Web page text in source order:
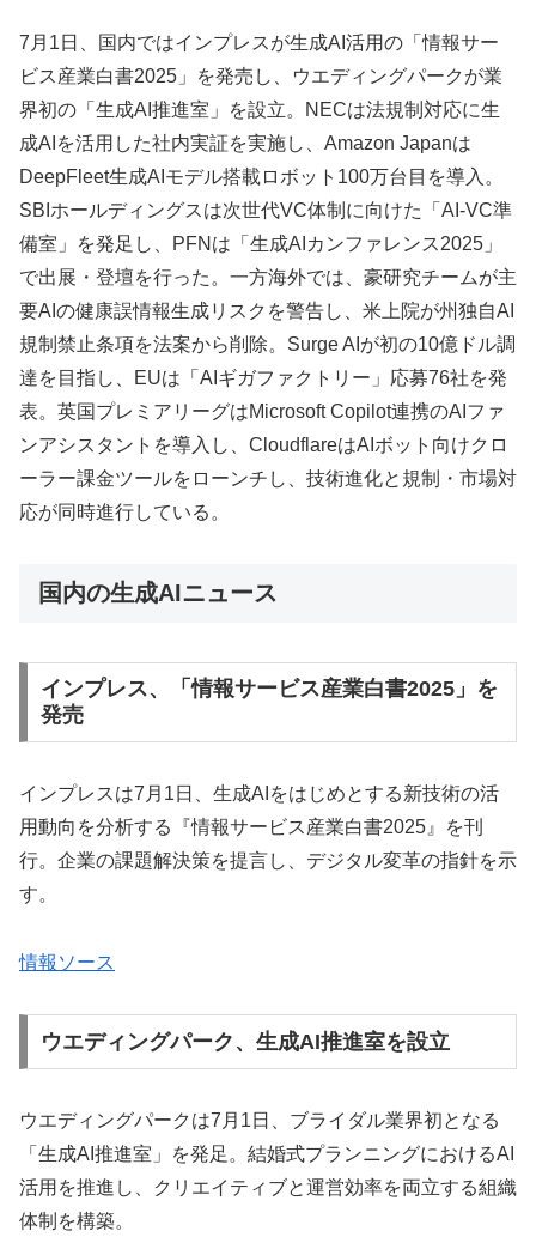
7月1日、国内ではインプレスが生成AI活用の「情報サー
ビス産業白書2025」を発売し、ウエディングパークが業
界初の「生成AI推進室」を設立。NECは法規制対応に生
成AIを活用した社内実証を実施し、Amazon Japanは
DeepFleet生成AIモデル搭載ロボット100万台目を導入。
SBIホールディングスは次世代VC体制に向けた「AI-VC準
備室」を発足し、PFNは「生成AIカンファレンス2025」
で出展・登壇を行った。一方海外では、豪研究チームが主
要AIの健康誤情報生成リスクを警告し、米上院が州独自AI
規制禁止条項を法案から削除。Surge AIが初の10億ドル調
達を目指し、EUは「AIギガファクトリー」応募76社を発
表。英国プレミアリーグはMicrosoft Copilot連携のAIファ
ンアシスタントを導入し、CloudflareはAIボット向けクロ
ーラー課金ツールをローンチし、技術進化と規制・市場対
応が同時進行している。
国内の生成AIニュース
インプレス、「情報サービス産業白書2025」を
発売
インプレスは7月1日、生成AIをはじめとする新技術の活
用動向を分析する『情報サービス産業白書2025』を刊
行。企業の課題解決策を提言し、デジタル変革の指針を示
す。
情報ソース
ウエディングパーク、生成AI推進室を設立
ウエディングパークは7月1日、ブライダル業界初となる
「生成AI推進室」を発足。結婚式プランニングにおけるAI
活用を推進し、クリエイティブと運営効率を両立する組織
体制を構築。